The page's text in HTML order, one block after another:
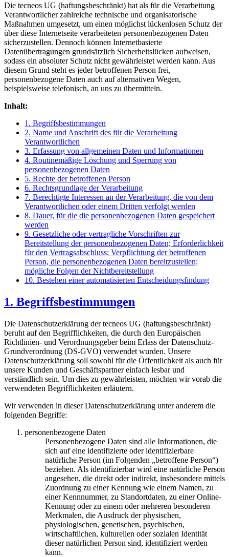
Die tecneos UG (haftungsbeschränkt) hat als für die Verarbeitung
Verantwortlicher zahlreiche technische und organisatorische
Maßnahmen umgesetzt, um einen möglichst lückenlosen Schutz der
über diese Internetseite verarbeiteten personenbezogenen Daten
sicherzustellen. Dennoch können Internetbasierte
Datenübertragungen grundsätzlich Sicherheitslücken aufweisen,
sodass ein absoluter Schutz nicht gewährleistet werden kann. Aus
diesem Grund steht es jeder betroffenen Person frei,
personenbezogene Daten auch auf alternativen Wegen,
beispielsweise telefonisch, an uns zu übermitteln.
Inhalt:
1. Begriffsbestimmungen
2. Name und Anschrift des für die Verarbeitung
Verantwortlichen
3. Erfassung von allgemeinen Daten und Informationen
4. Routinemäßige Löschung und Sperrung von
personenbezogenen Daten
5. Rechte der betroffenen Person
6. Rechtsgrundlage der Verarbeitung
7. Berechtigte Interessen an der Verarbeitung, die von dem
Verantwortlichen oder einem Dritten verfolgt werden
8. Dauer, für die die personenbezogenen Daten gespeichert
werden
9. Gesetzliche oder vertragliche Vorschriften zur
Bereitstellung der personenbezogenen Daten; Erforderlichkeit
für den Vertragsabschluss; Verpflichtung der betroffenen
Person, die personenbezogenen Daten bereitzustellen;
mögliche Folgen der Nichtbereitstellung
10. Bestehen einer automatisierten Entscheidungsfindung
1. Begriffsbestimmungen
Die Datenschutzerklärung der tecneos UG (haftungsbeschränkt)
beruht auf den Begrifflichkeiten, die durch den Europäischen
Richtlinien- und Verordnungsgeber beim Erlass der Datenschutz-
Grundverordnung (DS-GVO) verwendet wurden. Unsere
Datenschutzerklärung soll sowohl für die Öffentlichkeit als auch für
unsere Kunden und Geschäftspartner einfach lesbar und
verständlich sein. Um dies zu gewährleisten, möchten wir vorab die
verwendeten Begrifflichkeiten erläutern.
Wir verwenden in dieser Datenschutzerklärung unter anderem die
folgenden Begriffe:
personenbezogene Daten
Personenbezogene Daten sind alle Informationen, die
sich auf eine identifizierte oder identifizierbare
natürliche Person (im Folgenden „betroffene Person“)
beziehen. Als identifizierbar wird eine natürliche Person
angesehen, die direkt oder indirekt, insbesondere mittels
Zuordnung zu einer Kennung wie einem Namen, zu
einer Kennnummer, zu Standortdaten, zu einer Online-
Kennung oder zu einem oder mehreren besonderen
Merkmalen, die Ausdruck der physischen,
physiologischen, genetischen, psychischen,
wirtschaftlichen, kulturellen oder sozialen Identität
dieser natürlichen Person sind, identifiziert werden
kann.